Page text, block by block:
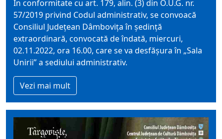
În conformitate cu art. 179, alin. (3) din O.U.G. nr.
57/2019 privind Codul administrativ, se convoacă
Consiliul Judeţean Dâmboviţa în şedinţă
extraordinară, convocată de îndată, miercuri,
02.11.2022, ora 16.00, care se va desfăşura în „Sala
Unirii” a sediului administrativ.
Vezi mai mult